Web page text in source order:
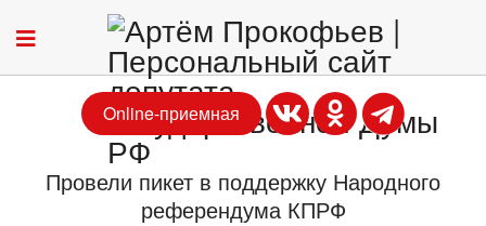
Online-приемная
Провели пикет в поддержку Народного
референдума КПРФ